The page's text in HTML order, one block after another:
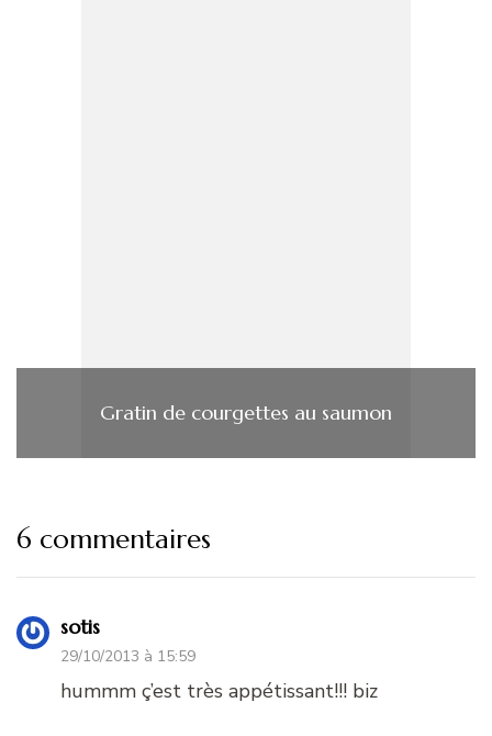
Gratin de courgettes au saumon
6 commentaires
sotis
29/10/2013 à 15:59
hummm ç’est très appétissant!!! biz